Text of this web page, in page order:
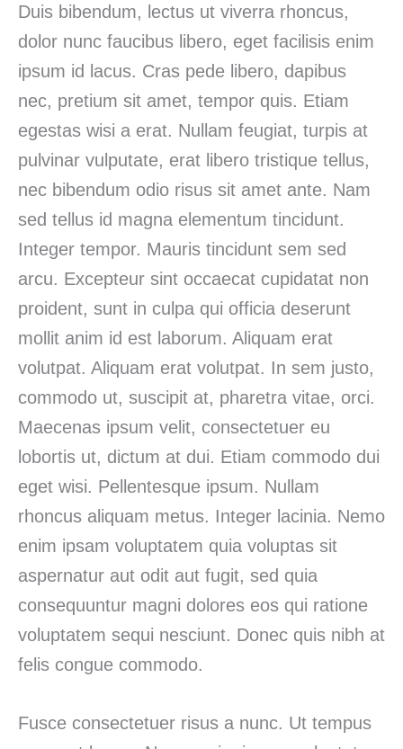
Duis bibendum, lectus ut viverra rhoncus,
dolor nunc faucibus libero, eget facilisis enim
ipsum id lacus. Cras pede libero, dapibus
nec, pretium sit amet, tempor quis. Etiam
egestas wisi a erat. Nullam feugiat, turpis at
pulvinar vulputate, erat libero tristique tellus,
nec bibendum odio risus sit amet ante. Nam
sed tellus id magna elementum tincidunt.
Integer tempor. Mauris tincidunt sem sed
arcu. Excepteur sint occaecat cupidatat non
proident, sunt in culpa qui officia deserunt
mollit anim id est laborum. Aliquam erat
volutpat. Aliquam erat volutpat. In sem justo,
commodo ut, suscipit at, pharetra vitae, orci.
Maecenas ipsum velit, consectetuer eu
lobortis ut, dictum at dui. Etiam commodo dui
eget wisi. Pellentesque ipsum. Nullam
rhoncus aliquam metus. Integer lacinia. Nemo
enim ipsam voluptatem quia voluptas sit
aspernatur aut odit aut fugit, sed quia
consequuntur magni dolores eos qui ratione
voluptatem sequi nesciunt. Donec quis nibh at
felis congue commodo.
Fusce consectetuer risus a nunc. Ut tempus